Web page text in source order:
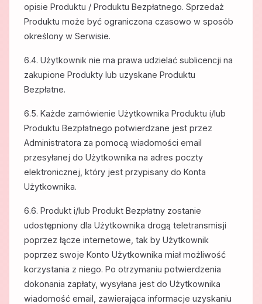
opisie Produktu / Produktu Bezpłatnego. Sprzedaż
Produktu może być ograniczona czasowo w sposób
określony w Serwisie.
6.4. Użytkownik nie ma prawa udzielać sublicencji na
zakupione Produkty lub uzyskane Produktu
Bezpłatne.
6.5. Każde zamówienie Użytkownika Produktu i/lub
Produktu Bezpłatnego potwierdzane jest przez
Administratora za pomocą wiadomości email
przesyłanej do Użytkownika na adres poczty
elektronicznej, który jest przypisany do Konta
Użytkownika.
6.6. Produkt i/lub Produkt Bezpłatny zostanie
udostępniony dla Użytkownika drogą teletransmisji
poprzez łącze internetowe, tak by Użytkownik
poprzez swoje Konto Użytkownika miał możliwość
korzystania z niego. Po otrzymaniu potwierdzenia
dokonania zapłaty, wysyłana jest do Użytkownika
wiadomość email, zawierająca informacje uzyskaniu